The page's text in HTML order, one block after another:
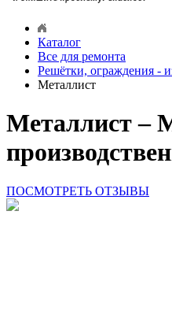
Каталог
Все для ремонта
Решётки, ограждения -
Металлист
Металлист –
ПОСМОТРЕТЬ ОТЗЫВЫ